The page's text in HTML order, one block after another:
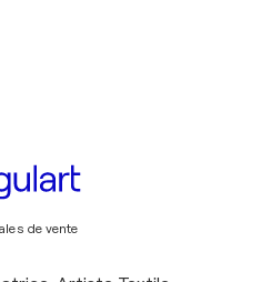
de vente